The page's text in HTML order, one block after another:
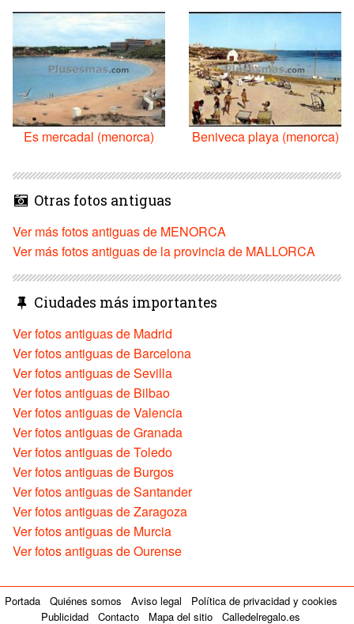
Es mercadal (menorca) Beniveca playa (menorca)
Otras fotos antiguas
Ver más fotos antiguas de MENORCA
Ver más fotos antiguas de la provincia de MALLORCA
Ciudades más importantes
Ver fotos antiguas de Madrid
Ver fotos antiguas de Barcelona
Ver fotos antiguas de Sevilla
Ver fotos antiguas de Bilbao
Ver fotos antiguas de Valencia
Ver fotos antiguas de Granada
Ver fotos antiguas de Toledo
Ver fotos antiguas de Burgos
Ver fotos antiguas de Santander
Ver fotos antiguas de Zaragoza
Ver fotos antiguas de Murcia
Ver fotos antiguas de Ourense
Portada Quiénes somos Aviso legal
Política de privacidad y cookies
Publicidad
Contacto Mapa del sitio Calledelregalo.es